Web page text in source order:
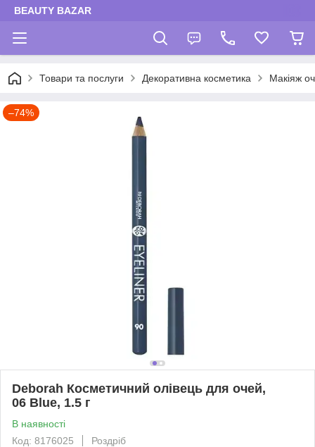
BEAUTY BAZAR
Товари та послуги Декоративна косметика Макіяж
–74%
Deborah Косметичний олівець для очей,
06 Blue, 1.5 г
В наявності
Код: 8176025
Роздріб